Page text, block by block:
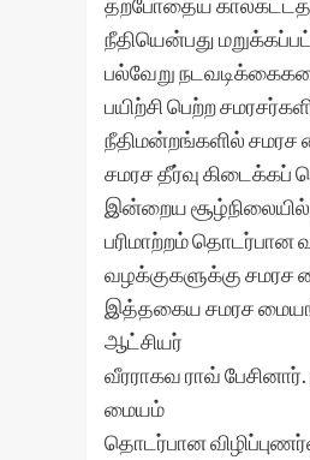
நீதியென்பது
பல்வேறு
பயிற்சி பெற்ற
நீதிமன்றங்களில்
சமரச தீர்வு கிடைக்கப்
இன்றைய
பரிமாற்றம் தொடர்பான
வழக்குகளுக்கு சமரச
இத்தகைய சமரச
ஆட்சியர்
வீரராகவ ராவ்
மையம்
தொடர்பான